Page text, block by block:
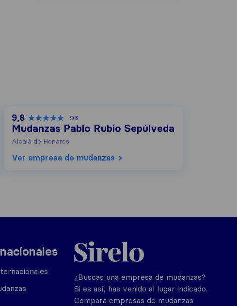
9,8 93
Mudanzas Pablo Rubio Sepúlveda
Alcalá de Henares
Ver empresa de mudanzas
Sirelo.es
¿Buscas una empresa de mudanzas?
Si es así, has venido al lugar indicado.
Compara empresas de mudanzas